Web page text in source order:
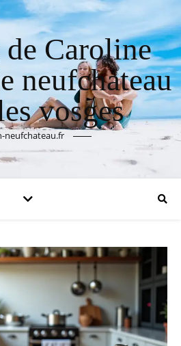
Caroline
neufchateau
vosges
neufchateau.fr